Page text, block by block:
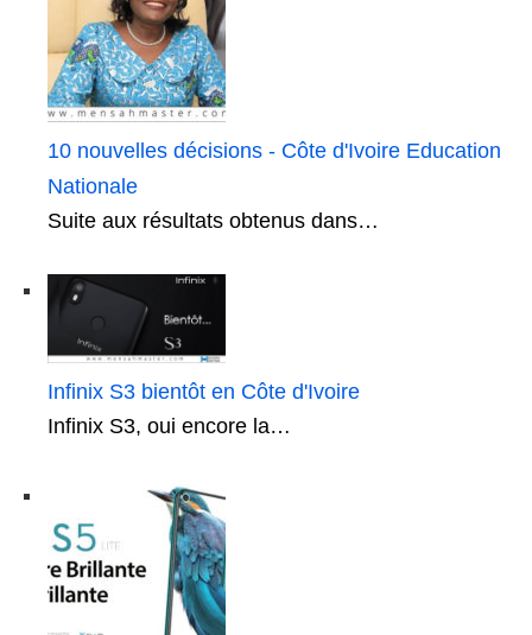
10 nouvelles décisions - Côte d'Ivoire Education
Nationale
Suite aux résultats obtenus dans…
Infinix S3 bientôt en Côte d'Ivoire
Infinix S3, oui encore la…